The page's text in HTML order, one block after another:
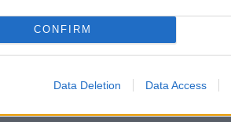
CONFIRM
Data Deletion Data Access
ΕΙΔΗΣΕΙΣ